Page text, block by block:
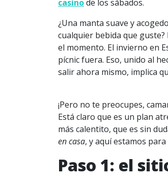
casinode los sábados.
¿Una manta suave y
cualquier bebida que
el momento. El invierno en
pícnic fuera. Eso, unido al
salir ahora mismo, implica
¡Pero no te preocupes,
Está claro que es un plan
más calentito, que es sin
en casa, y aquí estamos
Paso 1: el